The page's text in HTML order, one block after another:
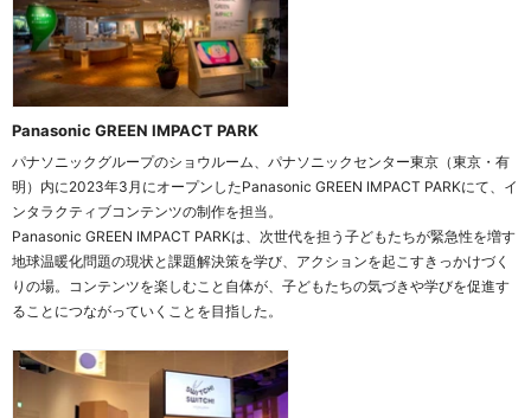
Panasonic GREEN IMPACT PARK
パナソニックグループのショウルーム、パナソニックセンター東京（東京・有
明）内に2023年3月にオープンしたPanasonic GREEN IMPACT PARKにて、イ
ンタラクティブコンテンツの制作を担当。
Panasonic GREEN IMPACT PARKは、次世代を担う子どもたちが緊急性を増す
地球温暖化問題の現状と課題解決策を学び、アクションを起こすきっかけづく
りの場。コンテンツを楽しむこと自体が、子どもたちの気づきや学びを促進す
ることにつながっていくことを目指した。